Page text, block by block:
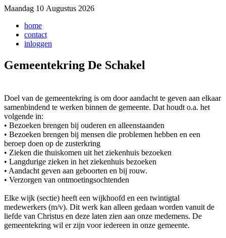
Maandag 10 Augustus 2026
home
contact
inloggen
Gemeentekring De Schakel
Doel van de gemeentekring is om door aandacht te geven aan elkaar
samenbindend te werken binnen de gemeente. Dat houdt o.a. het
volgende in:
• Bezoeken brengen bij ouderen en alleenstaanden
• Bezoeken brengen bij mensen die problemen hebben en een
beroep doen op de zusterkring
• Zieken die thuiskomen uit het ziekenhuis bezoeken
• Langdurige zieken in het ziekenhuis bezoeken
• Aandacht geven aan geboorten en bij rouw.
• Verzorgen van ontmoetingsochtenden
Elke wijk (sectie) heeft een wijkhoofd en een twintigtal
medewerkers (m/v). Dit werk kan alleen gedaan worden vanuit de
liefde van Christus en deze laten zien aan onze medemens. De
gemeentekring wil er zijn voor iedereen in onze gemeente.